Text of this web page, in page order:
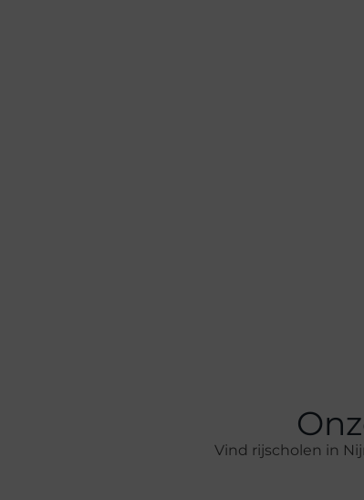
Vind rijscholen in